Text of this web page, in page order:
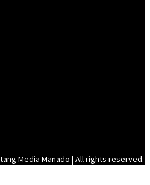
Media Manado | All rights reserved.